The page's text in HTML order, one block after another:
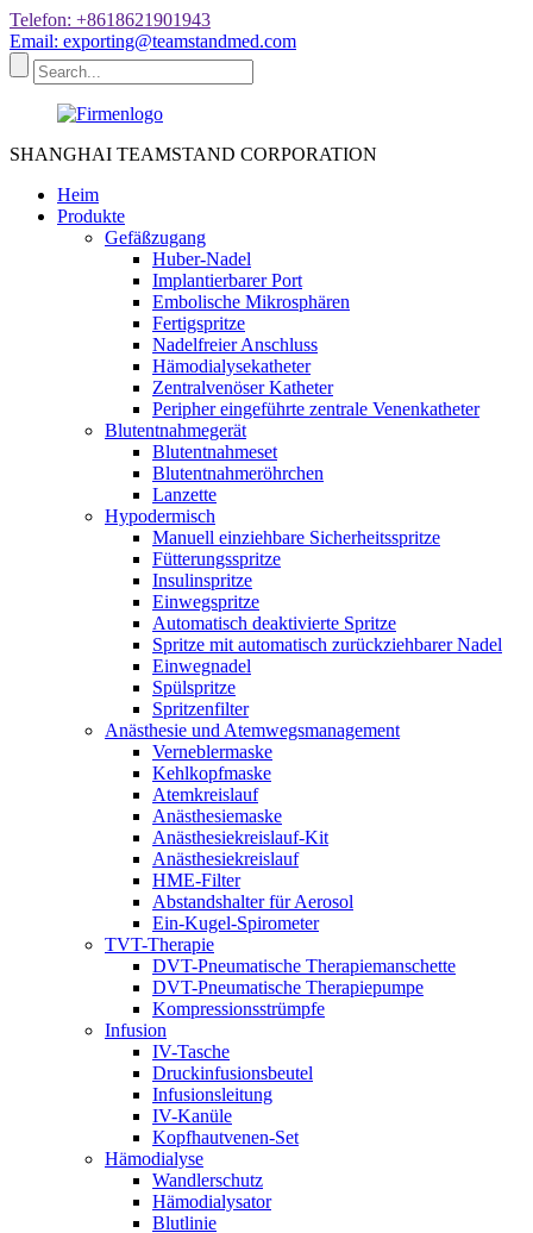
Telefon: +8618621901943
Email: exporting@teamstandmed.com
SHANGHAI TEAMSTAND CORPORATION
Heim
Produkte
Gefäßzugang
Huber-Nadel
Implantierbarer Port
Embolische Mikrosphären
Fertigspritze
Nadelfreier Anschluss
Hämodialysekatheter
Zentralvenöser Katheter
Peripher eingeführte zentrale Venenkatheter
Blutentnahmegerät
Blutentnahmeset
Blutentnahmeröhrchen
Lanzette
Hypodermisch
Manuell einziehbare Sicherheitsspritze
Fütterungsspritze
Insulinspritze
Einwegspritze
Automatisch deaktivierte Spritze
Spritze mit automatisch zurückziehbarer Nadel
Einwegnadel
Spülspritze
Spritzenfilter
Anästhesie und Atemwegsmanagement
Verneblermaske
Kehlkopfmaske
Atemkreislauf
Anästhesiemaske
Anästhesiekreislauf-Kit
Anästhesiekreislauf
HME-Filter
Abstandshalter für Aerosol
Ein-Kugel-Spirometer
TVT-Therapie
DVT-Pneumatische Therapiemanschette
DVT-Pneumatische Therapiepumpe
Kompressionsstrümpfe
Infusion
IV-Tasche
Druckinfusionsbeutel
Infusionsleitung
IV-Kanüle
Kopfhautvenen-Set
Hämodialyse
Wandlerschutz
Hämodialysator
Blutlinie